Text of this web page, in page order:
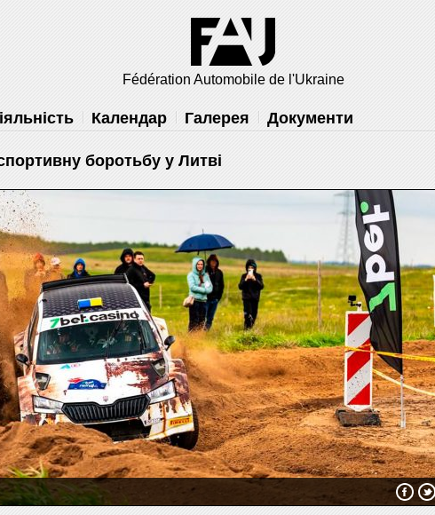
Fédération Automobile de l'Ukraine
Календар Галерея Документи
боротьбу у Литві